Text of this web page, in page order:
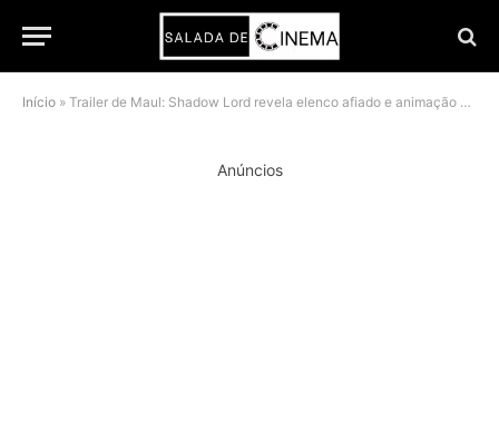
Início » Trailer de Maul: Shadow Lord revela elenco afiado e animação ousada na nova aposta de Star Wars
Anúncios